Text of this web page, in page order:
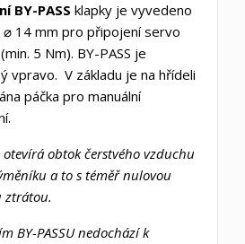
BY-PASS klapky je vyvedeno
⌀ 14 mm pro připojení servo
5 Nm). BY-PASS je
vpravo. V základu je na hřídeli
páčka pro manuální
otevírá obtok čerstvého vzduchu
a to s téměř nulovou
ztrátou.
BY-PASSU nedochází k